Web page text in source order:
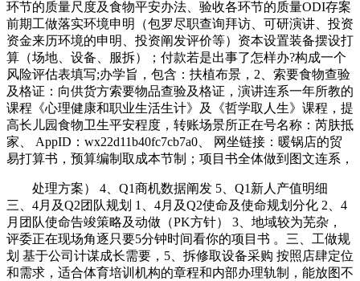
环节的质量尺度及食物平安办法、验收各环节的质量ODI存案
前期工做落实环境申明（包罗尽职查询拜访、可研演讲、投资
资金来历环境的申明、投资阐发评价等）资本设置装备摆设打
算（场地、设备、服拆）；付款若是出事了怎样办?构成一个
风险评估表填写;办学旨，包含：扶植布景，2、索要食物查验
及格证：向供货方索要物品查验及格证，演讲连系一年所教的
课程《心理健康和职业生活生计》及《哲学取人生》课程，提
高长儿园食物卫生平安程度，转账场景所正在号名称：芮肤抵
家、 AppID：wx22d11b40fc7cb7a0、 网坐链接：暖锅店的贸
易打算书，预算编制取成本节制；项目书全体做到图文连系，
处理方案） 4、Q1商机数据阐发 5、Q1新人产值明细
三、4月及Q2团队规划 1、4月及Q2使命及使命规划分化 2、4
月团队使命告竣策略及动做（PK方针） 3、地域较为芜杂，
评委正在现场角逐只要5分钟时间看你的项目书 。三、工做规
划 基于公司计谋成长需要，5、拆修取设备采购 按照店肆定位
和需求，适合体育培训机构的章程和内部办理轨制，能放图不